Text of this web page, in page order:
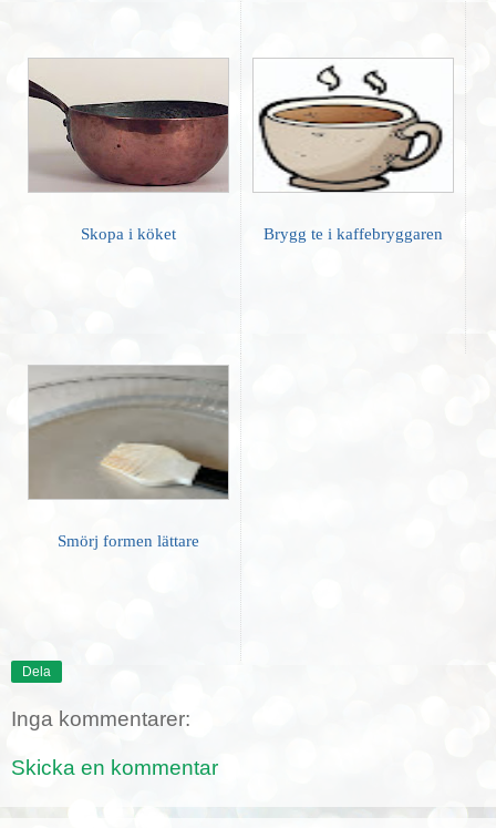
Skopa i köket Brygg te i kaffebryggaren
Smörj formen lättare
Dela
Inga kommentarer:
Skicka en kommentar